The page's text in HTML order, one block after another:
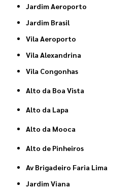
Jardim Aeroporto
Jardim Brasil
Vila Aeroporto
Vila Alexandrina
Vila Congonhas
Alto da Boa Vista
Alto da Lapa
Alto da Mooca
Alto de Pinheiros
Av Brigadeiro Faria Lima
Jardim Viana